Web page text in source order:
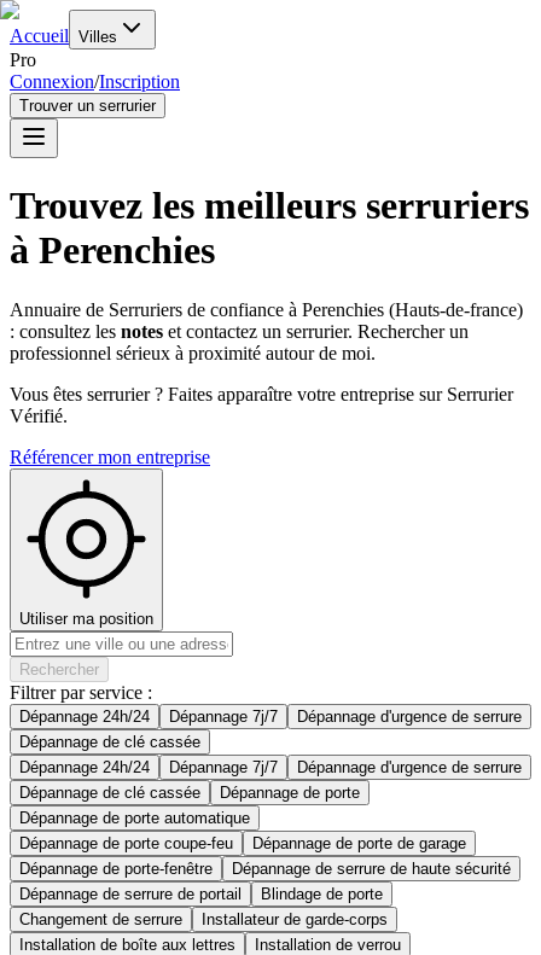
Accueil Villes
Pro
Connexion/Inscription
Trouver un serrurier
Trouvez les meilleurs serruriers
à Perenchies
Annuaire de Serruriers de confiance à Perenchies (Hauts-de-france)
: consultez les notes et contactez un serrurier. Rechercher un
professionnel sérieux à proximité autour de moi.
Vous êtes serrurier ? Faites apparaître votre entreprise sur Serrurier
Vérifié.
Référencer mon entreprise
Utiliser ma position
Rechercher
Filtrer par service :
Dépannage 24h/24 Dépannage 7j/7
Dépannage d'urgence de serrure
Dépannage de clé cassée
Dépannage 24h/24
Dépannage 7j/7
Dépannage d'urgence de serrure
Dépannage de clé cassée
Dépannage de porte
Dépannage de porte automatique
Dépannage de porte coupe-feu
Dépannage de porte de garage
Dépannage de porte-fenêtre
Dépannage de serrure de haute sécurité
Dépannage de serrure de portail
Blindage de porte
Changement de serrure
Installateur de garde-corps
Installation de boîte aux lettres
Installation de verrou